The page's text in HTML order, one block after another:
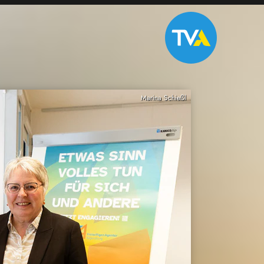
Marina Schießl